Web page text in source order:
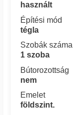
használt
Építési mód
tégla
Szobák száma
1 szoba
Bútorozottság
nem
Emelet
földszint.